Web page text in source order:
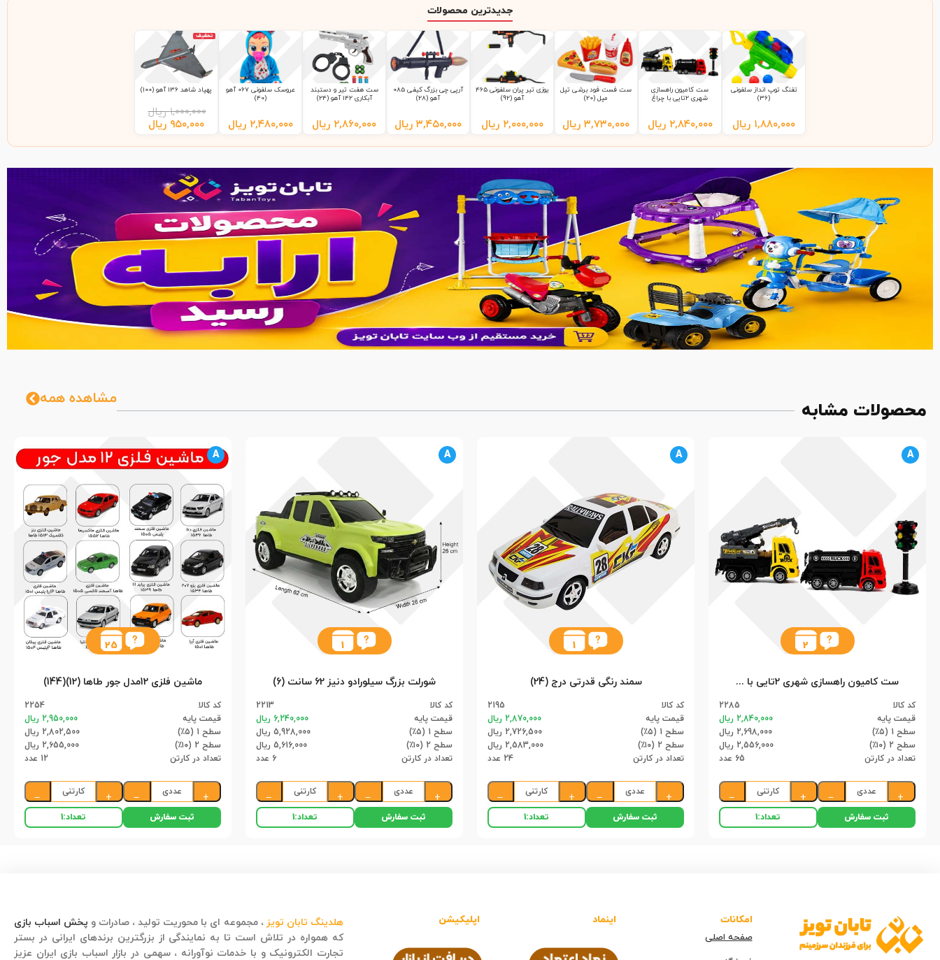
جدیدترین محصولات
تفنگ توپ انداز سلفونی
(36)
۱,۸۸۰,۰۰۰ ریال
ست کامیون راهسازی
شهری 2تایی با چراغ
۲,۸۴۰,۰۰۰ ریال
ست فست فود برشی تپل
مپل (20)
۳,۷۳۰,۰۰۰ ریال
یوزی تیر پران سلفونی 465
آهو (92)
۲,۰۰۰,۰۰۰ ریال
آرپی چی بزرگ کیفی 085
آهو (28)
۳,۴۵۰,۰۰۰ ریال
ست هفت تیر و دستبند
آبکاری 142 آهو (24)
۲,۸۶۰,۰۰۰ ریال
عروسک سلفونی 067 آهو
(40)
۲,۴۸۰,۰۰۰ ریال
تخفیف
پهپاد شاهد 136 آهو (100)
۱,۰۰۰,۰۰۰ ریال
۹۵۰,۰۰۰ ریال
محصولات مشابه مشاهده همه
A
2
ست کامیون راهسازی شهری 2تایی با چراغ راهنمایی 9865 سلفونی (65)
کد کالا
2285
قیمت پایه
2,840,000 ریال
سطح 1 (۵٪)
2,698,000 ریال
سطح 2 (۱۰٪)
2,556,000 ریال
تعداد در کارتن
65 عدد
+
عددی
−
+
کارتنی
−
ثبت سفارش تعداد:1
A
1
سمند رنگی قدرتی درج (24)
کد کالا
2195
قیمت پایه
2,870,000 ریال
سطح 1 (۵٪)
2,726,500 ریال
سطح 2 (۱۰٪)
2,583,000 ریال
تعداد در کارتن
24 عدد
+
عددی
−
+
کارتنی
−
ثبت سفارش تعداد:1
A
1
شورلت بزرگ سیلورادو دنیز 62 سانت (6)
کد کالا
2213
قیمت پایه
6,240,000 ریال
سطح 1 (۵٪)
5,928,000 ریال
سطح 2 (۱۰٪)
5,616,000 ریال
تعداد در کارتن
6 عدد
+
عددی
−
+
کارتنی
−
ثبت سفارش تعداد:1
A
25
ماشین فلزی 12مدل جور طاها (12)(144)
کد کالا
2254
قیمت پایه
2,950,000 ریال
سطح 1 (۵٪)
2,802,500 ریال
سطح 2 (۱۰٪)
2,655,000 ریال
تعداد در کارتن
12 عدد
+
عددی
−
+
کارتنی
−
ثبت سفارش تعداد:1
امکانات
صفحه اصلی
اینماد اپلیکیشن هلدینگ تابان تویز ، مجموعه ای با محوریت تولید ، صادرات و پخش اسباب بازی
که همواره در تلاش است تا به نمایندگی از بزرگترین برندهای ایرانی در بستر
تجارت الکترونیک و با خدمات نوآورانه ، سهمی در بازار اسباب بازی ایران عزیز